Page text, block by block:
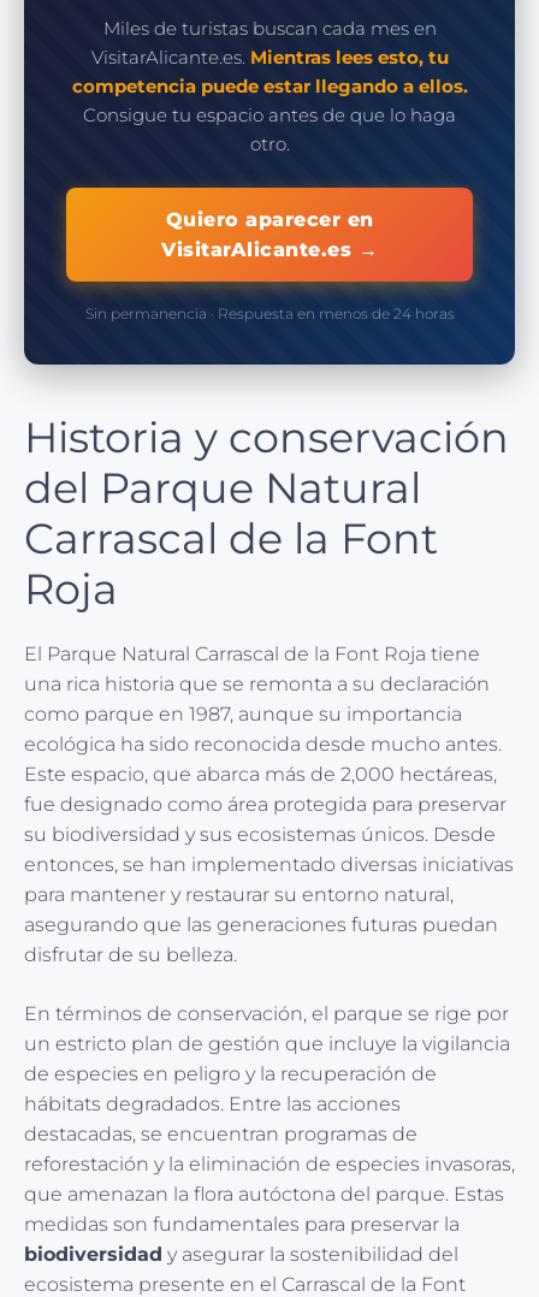
Miles de turistas buscan cada mes en
VisitarAlicante.es. Mientras lees esto, tu
competencia puede estar llegando a ellos.
Consigue tu espacio antes de que lo haga
otro.
Quiero aparecer en
VisitarAlicante.es →
Sin permanencia · Respuesta en menos de 24 horas
Historia y conservación
del Parque Natural
Carrascal de la Font
Roja
El Parque Natural Carrascal de la Font Roja tiene
una rica historia que se remonta a su declaración
como parque en 1987, aunque su importancia
ecológica ha sido reconocida desde mucho antes.
Este espacio, que abarca más de 2,000 hectáreas,
fue designado como área protegida para preservar
su biodiversidad y sus ecosistemas únicos. Desde
entonces, se han implementado diversas iniciativas
para mantener y restaurar su entorno natural,
asegurando que las generaciones futuras puedan
disfrutar de su belleza.
En términos de conservación, el parque se rige por
un estricto plan de gestión que incluye la vigilancia
de especies en peligro y la recuperación de
hábitats degradados. Entre las acciones
destacadas, se encuentran programas de
reforestación y la eliminación de especies invasoras,
que amenazan la flora autóctona del parque. Estas
medidas son fundamentales para preservar la
biodiversidad y asegurar la sostenibilidad del
ecosistema presente en el Carrascal de la Font